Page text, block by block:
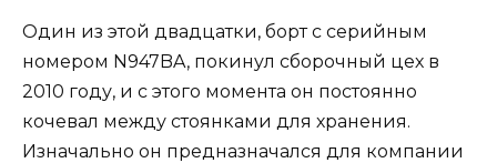
Один из этой двадцатки, борт с серийным
номером N947BA, покинул сборочный цех в
2010 году, и с этого момента он постоянно
кочевал между стоянками для хранения.
Изначально он предназначался для компании